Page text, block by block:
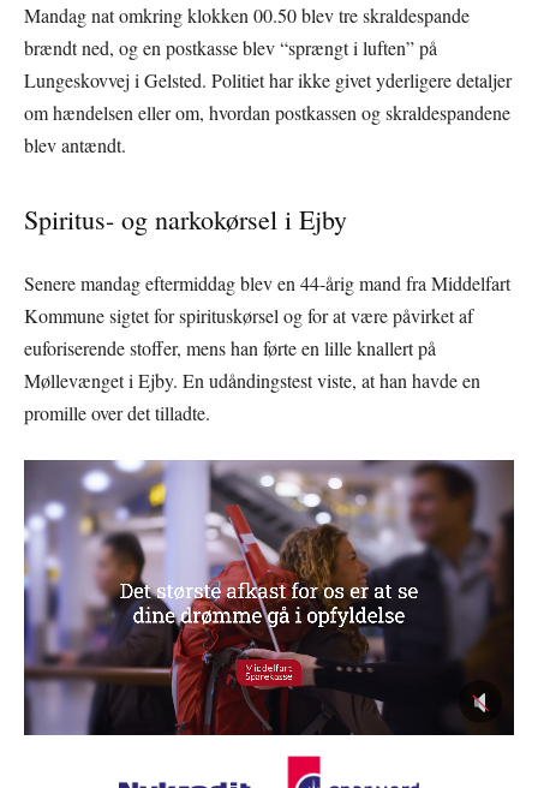
Mandag nat omkring klokken 00.50 blev tre skraldespande
brændt ned, og en postkasse blev “sprængt i luften” på
Lungeskovvej i Gelsted. Politiet har ikke givet yderligere detaljer
om hændelsen eller om, hvordan postkassen og skraldespandene
blev antændt.
Spiritus- og narkokørsel i Ejby
Senere mandag eftermiddag blev en 44-årig mand fra Middelfart
Kommune sigtet for spirituskørsel og for at være påvirket af
euforiserende stoffer, mens han førte en lille knallert på
Møllevænget i Ejby. En udåndingstest viste, at han havde en
promille over det tilladte.